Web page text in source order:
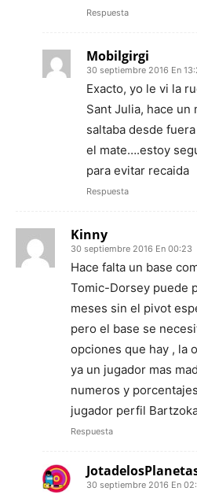
Respuesta
Mobilgirgi
30 septiembre 2016 En
Exacto, yo le vi la
Sant Julia, hace un
saltaba desde
el mate….estoy
para evitar recaida
Respuesta
Kinny
30 septiembre 2016 En 00:23
Hace falta un base
Tomic-Dorsey puede
meses sin el pivot
pero el base se
opciones que hay , la
ya un jugador mas
numeros y
jugador perfil
Respuesta
30 septiembre 2016 En